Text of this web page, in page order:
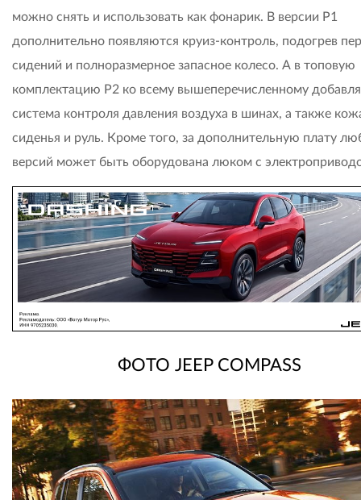
можно снять и использовать как фонарик. В версии Р1
дополнительно появляются круиз-контроль, подогрев
сидений и полноразмерное запасное колесо. А в топовую
комплектацию Р2 ко всему вышеперечисленному
система контроля давления воздуха в шинах, а также
сиденья и руль. Кроме того, за дополнительную плату
версий может быть оборудована люком с
ФОТО JEEP COMPASS